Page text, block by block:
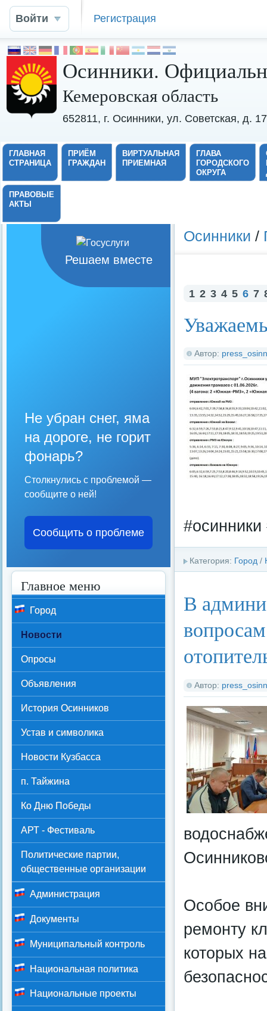
Войти Регистрация
Осинники.
Кемеровская область
652811, г. Осинники, ул. Советская, д.
ГЛАВНАЯ
СТРАНИЦА
ПРИЁМ
ГРАЖДАН
ВИРТУАЛЬНАЯ
ПРИЕМНАЯ
ГЛАВА
ГОРОДСКОГО
ОКРУГА
ПРАВОВЫЕ
АКТЫ
Осинники /
1 2 3 4 5 6 7
Автор:
#осинники
Категория: Город /
В
Автор:
Особое
ремонту
которых
Решаем вместе
Не убран снег, яма
на дороге, не горит
фонарь?
Столкнулись с проблемой —
сообщите о ней!
Сообщить о проблеме
Главное меню
Город
Новости
Опросы
Объявления
История Осинников
Устав и символика
Новости Кузбасса
п. Тайжина
Ко Дню Победы
АРТ - Фестиваль
Политические партии,
общественные организации
Администрация
Документы
Муниципальный контроль
Национальная политика
Национальные проекты